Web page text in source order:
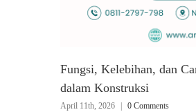
Fungsi, Kelebihan, dan
dalam Konstruksi
April 11th, 2026 0 Comments